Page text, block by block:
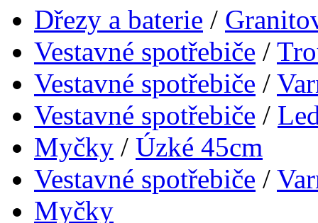
Dřezy a baterie /
Vestavné spotřebiče /
Vestavné spotřebiče /
Vestavné spotřebiče /
Myčky / Úzké 45cm
Vestavné spotřebiče /
Myčky